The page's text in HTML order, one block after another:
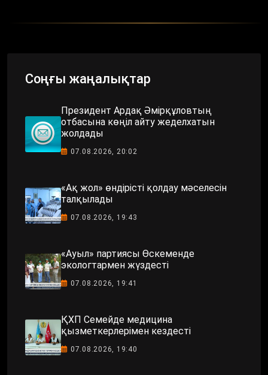
Соңғы жаңалықтар
Президент Ардақ Әмірқұловтың
отбасына көңіл айту жеделхатын
жолдады
07.08.2026, 20:02
«Ақ жол» өндірісті қолдау мәселесін
талқылады
07.08.2026, 19:43
«Ауыл» партиясы Өскеменде
экологтармен жүздесті
07.08.2026, 19:41
ҚХП Семейде медицина
қызметкерлерімен кездесті
07.08.2026, 19:40